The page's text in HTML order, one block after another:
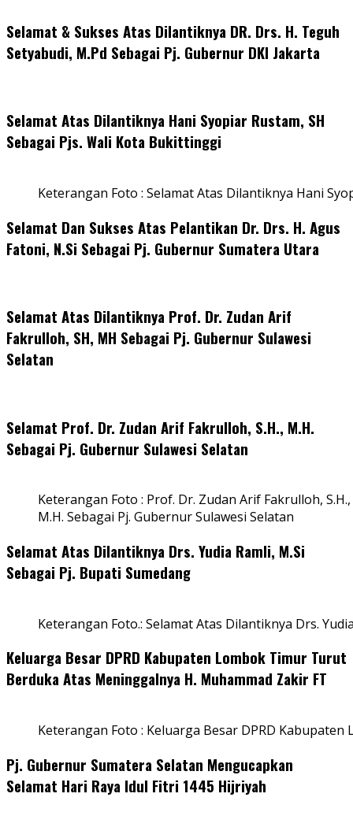
Selamat & Sukses Atas Dilantiknya DR. Drs. H. Teguh
Setyabudi, M.Pd Sebagai Pj. Gubernur DKI Jakarta
Selamat Atas Dilantiknya Hani Syopiar Rustam, SH
Sebagai Pjs. Wali Kota Bukittinggi
Keterangan Foto : Selamat Atas Dilantiknya Hani
Selamat Dan Sukses Atas Pelantikan Dr. Drs. H. Agus
Fatoni, N.Si Sebagai Pj. Gubernur Sumatera Utara
Selamat Atas Dilantiknya Prof. Dr. Zudan Arif
Fakrulloh, SH, MH Sebagai Pj. Gubernur Sulawesi
Selatan
Selamat Prof. Dr. Zudan Arif Fakrulloh, S.H., M.H.
Sebagai Pj. Gubernur Sulawesi Selatan
Keterangan Foto : Prof. Dr. Zudan Arif Fakrulloh, S.H.,
M.H. Sebagai Pj. Gubernur Sulawesi Selatan
Selamat Atas Dilantiknya Drs. Yudia Ramli, M.Si
Sebagai Pj. Bupati Sumedang
Keterangan Foto.: Selamat Atas Dilantiknya Drs.
Keluarga Besar DPRD Kabupaten Lombok Timur Turut
Berduka Atas Meninggalnya H. Muhammad Zakir FT
Keterangan Foto : Keluarga Besar DPRD
Pj. Gubernur Sumatera Selatan Mengucapkan
Selamat Hari Raya Idul Fitri 1445 Hijriyah